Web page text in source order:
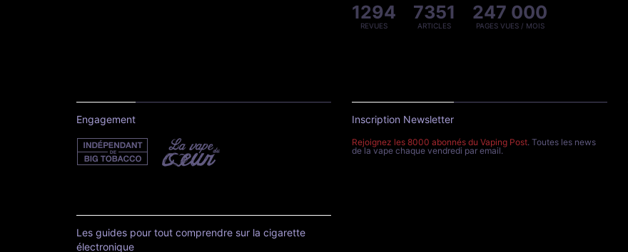
1294
REVUES
7351
ARTICLES
247 000
PAGES VUES / MOIS
Engagement
Les guides pour tout comprendre sur la cigarette
électronique
Inscription Newsletter
Rejoignez les 8000 abonnés du Vaping Post. Toutes les news
de la vape chaque vendredi par email.